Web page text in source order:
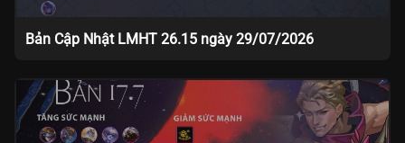
Bản Cập Nhật LMHT 26.15 ngày 29/07/2026